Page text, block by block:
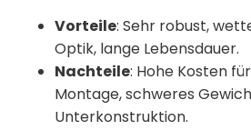
Vorteile: Sehr robust,
Optik, lange Lebensdauer.
Nachteile: Hohe Kosten
Montage, schweres
Unterkonstruktion.